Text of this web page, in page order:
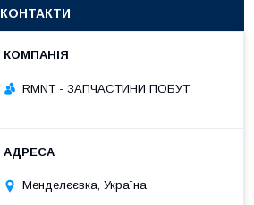
КОНТАКТИ
RMNT - ЗАПЧАСТИНИ ПОБУТ
Менделєєвка, Україна